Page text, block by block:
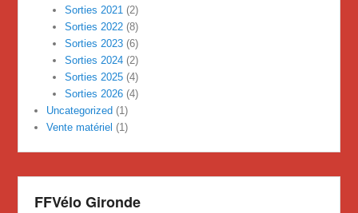
Sorties 2021 (2)
Sorties 2022(8)
Sorties 2023(6)
Sorties 2024(2)
Sorties 2025(4)
Sorties 2026(4)
Uncategorized (1)
Vente matériel (1)
FFVélo Gironde